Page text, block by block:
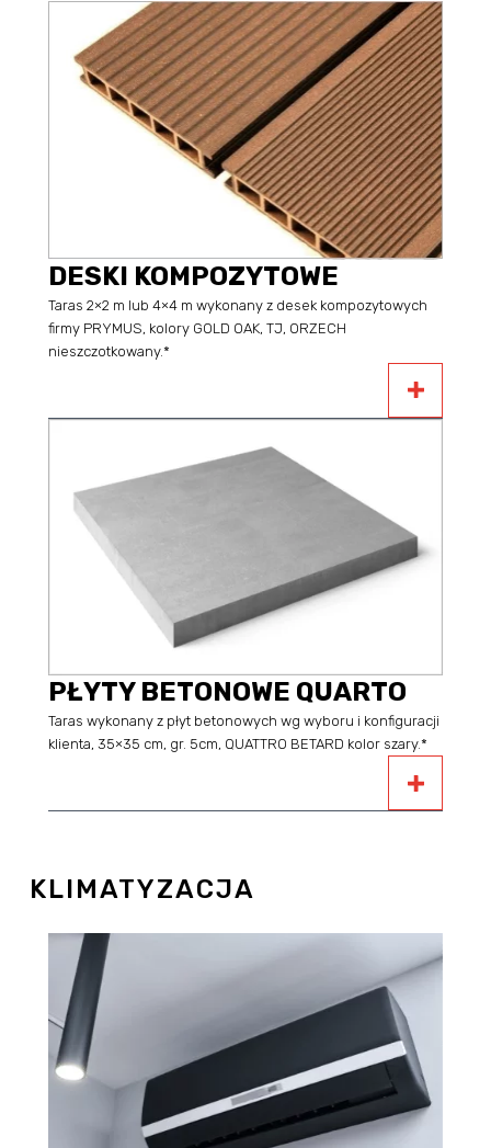
DESKI KOMPOZYTOWE
Taras 2×2 m lub 4×4 m wykonany z desek kompozytowych
firmy PRYMUS, kolory GOLD OAK, TJ, ORZECH
nieszczotkowany.*
PŁYTY BETONOWE QUARTO
Taras wykonany z płyt betonowych wg wyboru i konfiguracji
klienta, 35×35 cm, gr. 5cm, QUATTRO BETARD kolor szary.*
KLIMATYZACJA